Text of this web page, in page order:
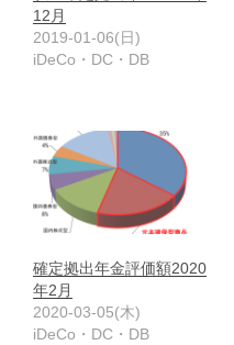
12月
2019-01-06(日)
iDeCo・DC・DB
確定拠出年金評価額2020
年2月
2020-03-05(木)
iDeCo・DC・DB